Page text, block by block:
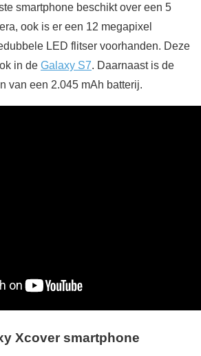
smartphone beschikt over een 5
ook is er een 12 megapixel
LED flitser voorhanden. Deze
in de Galaxy S7. Daarnaast is de
van een 2.045 mAh batterij.
Xcover smartphone